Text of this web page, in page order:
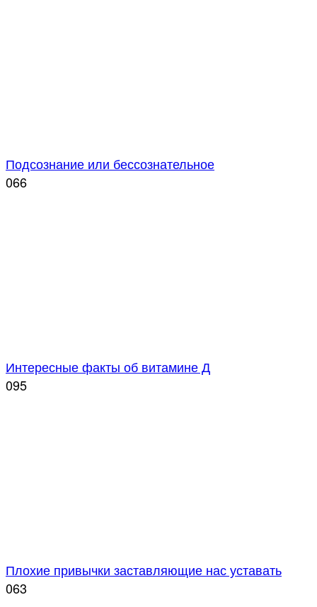
Подсознание или бессознательное
066
Интересные факты об витамине Д
095
Плохие привычки заставляющие нас уставать
063